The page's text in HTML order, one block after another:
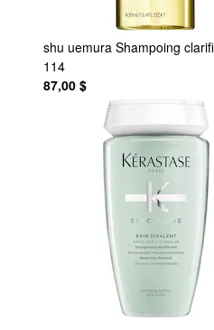
shu uemura Shampoing
114
87,00 $